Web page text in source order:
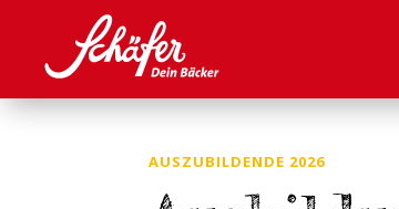
AUSZUBILDENDE 2026